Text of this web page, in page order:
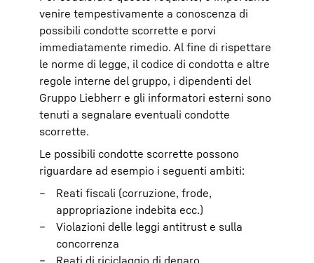
venire tempestivamente a conoscenza di
possibili condotte scorrette e porvi
immediatamente rimedio. Al fine di rispettare
le norme di legge, il codice di condotta e altre
regole interne del gruppo, i dipendenti del
Gruppo Liebherr e gli informatori esterni sono
tenuti a segnalare eventuali condotte
scorrette.
Le possibili condotte scorrette possono
riguardare ad esempio i seguenti ambiti:
Reati fiscali (corruzione, frode,
appropriazione indebita ecc.)
Violazioni delle leggi antitrust e sulla
concorrenza
Reati di riciclaggio di denaro